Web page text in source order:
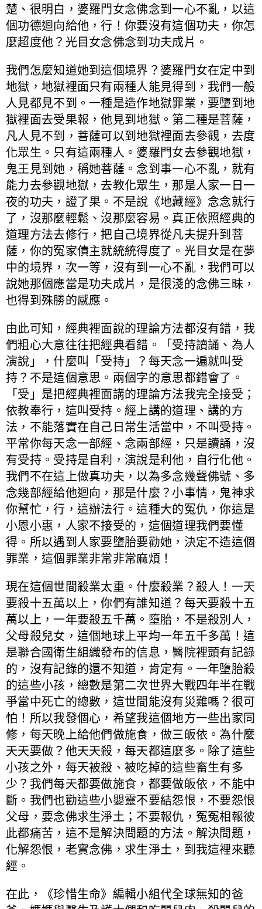
楚、很明白，婆羅門女念佛念到一心不亂，以這
個功德迴向給他，行！你要沒有這個功夫，你怎
麼超度他？光目女念佛念到功夫成片。
我們怎麼知道她到這個境界？婆羅門女在定中到
地獄，地獄裡面只有兩種人能見得到，我們一般
人見都見不到。一種是造作地獄罪業，要墮到地
獄裡面去受果報，他見到地獄。第二種是菩薩，
凡人見不到，菩薩可以到地獄裡面去參觀，去度
化眾生。只有這兩種人。婆羅門女去參觀地獄，
鬼王見到她，稱她菩薩。念到事一心不亂，就有
能力去參觀地獄，去教化眾生，那是人家一日一
夜的功夫，證了果。不是說《地藏經》念念就行
了，沒那麼輕鬆、沒那麼容易。真正依照經典的
道理方法去修行，把自己境界從凡夫提升到菩
薩，你的冤家債主就統統得度了。光目女是在夢
中的境界，次一等，沒有到一心不亂，我們可以
說她那個應當是功夫成片，是很淺的念佛三昧，
也得到殊勝的感應。
由此可知，經典裡面說的理論方法都沒有錯，我
們粗心大意往往把經典看錯。「受持讀誦、為人
演說」，什麼叫「受持」？每天念一遍就叫受
持？不是這個意思。兩個字的意思都錯會了。
「受」是把經典裡面講的理論方法我完全接受；
依教奉行，這叫受持。經上講的道理、講的方
法，不能落實在自己日常生活當中，不叫受持。
平常你每天念一部經、念兩部經，只是讀誦，沒
有受持。受持是自利，演說是利他，自行化他。
我們不在這上做真功夫，以為多念幾聲佛號、多
念幾部經給他迴向，那是什麼？小事情，鬼神求
你幫忙，行，這辦法行。這種大的冤仇，你這是
小恩小惠，人家不接受的，這個道理我們要懂
得。所以遇到人家要墮胎要勸她，決定不造這個
罪業，這個罪業非常非常麻煩！
現在這個世間殺業太重。什麼殺業？殺人！一天
要殺十五萬以上，你們有誰知道？每天要殺十五
萬以上，一年要殺五千萬。墮胎，不是殺別人，
父母殺兒女，這個地球上平均一年五千多萬！這
是聯合國衛生組織發布的信息，醫院裡頭有記錄
的，沒有記錄的還不知道，肯定有。一年墮胎殺
的這些小孩，總數是第二次世界大戰四年半在戰
爭當中死亡的總數，這世間能沒有災難嗎？很可
怕！所以我發個心，希望我這個地方一些出家同
修，每天晚上給他們做施食，做三皈依。為什麼
天天要做？他天天殺，每天都這麼多。除了這些
小孩之外，每天被殺、被吃掉的這些畜生有多
少？我們每天都要做施食，都要做皈依，不能中
斷。我們也勸這些小嬰靈不要結怨恨，不要怨恨
父母，要念佛求生淨土；不要報仇，冤冤相報彼
此都痛苦，這不是解決問題的方法。解決問題，
化解怨恨，老實念佛，求生淨土，到我這裡來聽
經。
在此，《珍惜生命》編輯小組代全球無知的爸